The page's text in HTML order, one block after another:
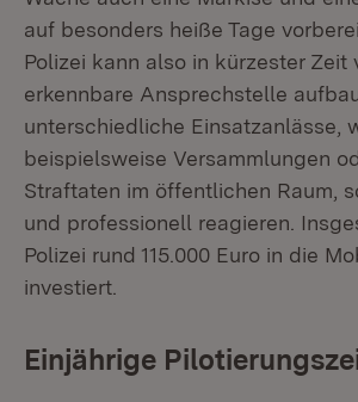
auf besonders heiße Tage
Polizei kann also in kürzester Zeit
erkennbare Ansprechstelle
unterschiedliche Einsatzanlässe,
beispielsweise Versammlungen
Straftaten im öffentlichen Raum,
und professionell reagieren.
Polizei rund 115.000 Euro in die
investiert.
Einjährige